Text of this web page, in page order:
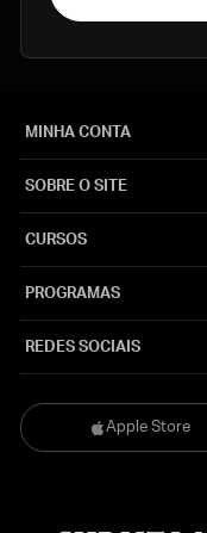
Apple Store
MINHA CONTA
SOBRE O SITE
CURSOS
PROGRAMAS
REDES SOCIAIS